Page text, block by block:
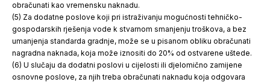
obračunati kao vremensku naknadu.
(5) Za dodatne poslove koji pri istraživanju mogućnosti tehničko-
gospodarskih rješenja vode k stvarnom smanjenju troškova, a bez
umanjenja standarda gradnje, može se u pisanom obliku obračunati
nagradna naknada, koja može iznositi do 20% od ostvarene uštede.
(6) U slučaju da dodatni poslovi u cijelosti ili djelomično zamijene
osnovne poslove, za njih treba obračunati naknadu koja odgovara